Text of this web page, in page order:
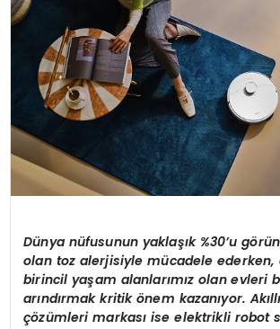
YAŞAM
Dünya nüfusunun yaklaşık %30’u
olan toz alerjisiyle mücadele ederken,
birincil yaşam alanlarımız olan evleri
arındırmak kritik önem kazanıyor.
çözümleri markası ise elektrikli robot